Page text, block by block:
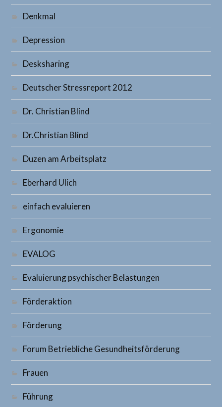
Denkmal
Depression
Desksharing
Deutscher Stressreport 2012
Dr. Christian Blind
Dr.Christian Blind
Duzen am Arbeitsplatz
Eberhard Ulich
einfach evaluieren
Ergonomie
EVALOG
Evaluierung psychischer Belastungen
Förderaktion
Förderung
Forum Betriebliche Gesundheitsförderung
Frauen
Führung